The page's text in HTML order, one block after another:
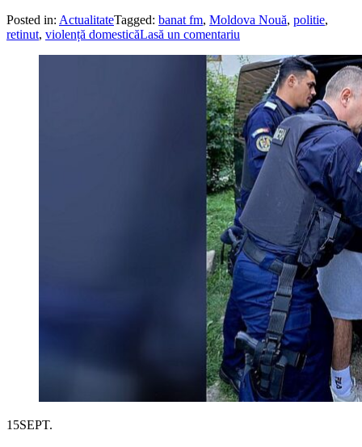
Posted in: ActualitateTagged: banat fm, Moldova Nouă, politie,
retinut, violență domesticăLasă un comentariu
15SEPT.